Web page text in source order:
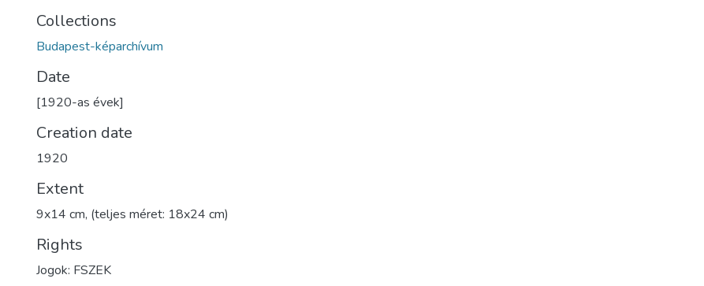
Collections
Budapest-képarchívum
Date
[1920-as évek]
Creation date
1920
Extent
9x14 cm, (teljes méret: 18x24 cm)
Rights
Jogok: FSZEK